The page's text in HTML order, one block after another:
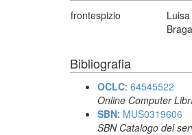
frontespizio
Bibliografia
OCLC: 64545522
Online Computer
SBN: MUS0319606
SBN Catalogo del